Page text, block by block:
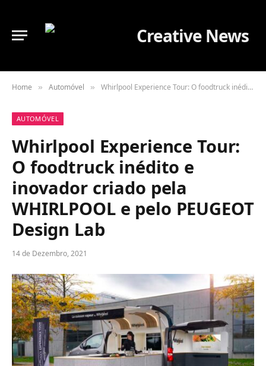
Home » Automóvel » Whirlpool Experience Tour: O foodtruck inédito e inovador criado pela WHIRLPOOL e pelo PEUGEOT Design Lab
AUTOMÓVEL
Whirlpool Experience Tour:
O foodtruck inédito e
inovador criado pela
WHIRLPOOL e pelo PEUGEOT
Design Lab
14 de Dezembro, 2021